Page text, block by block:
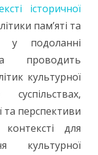
історичної
пам’яті та
у подоланні
проводить
культурної
та перспективи
для
культурної